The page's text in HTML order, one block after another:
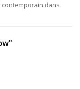
contemporain dans